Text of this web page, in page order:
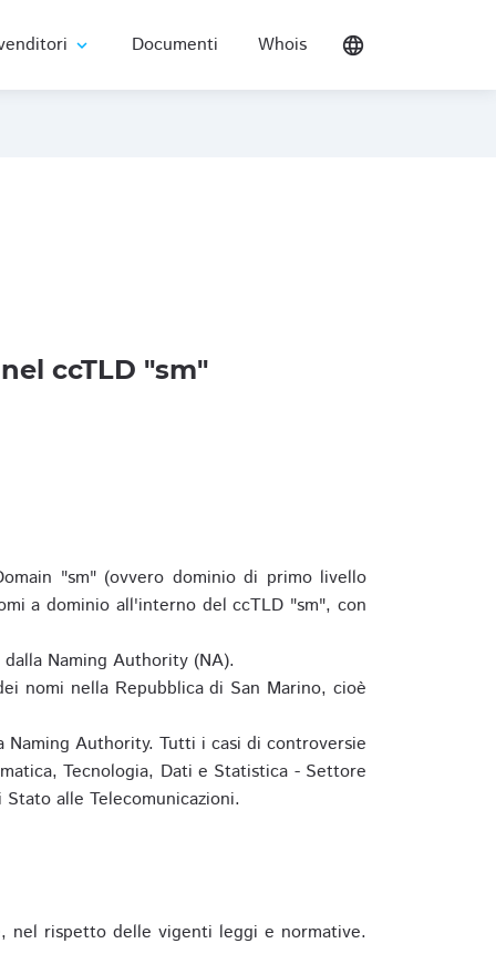
expand_more Documenti Whois language
ccTLD "sm"
"sm" (ovvero dominio di primo livello
a dominio all'interno del ccTLD "sm", con
Naming Authority (NA).
nomi nella Repubblica di San Marino, cioè
Authority. Tutti i casi di controversie
Tecnologia, Dati e Statistica - Settore
alle Telecomunicazioni.
nel rispetto delle vigenti leggi e normative.